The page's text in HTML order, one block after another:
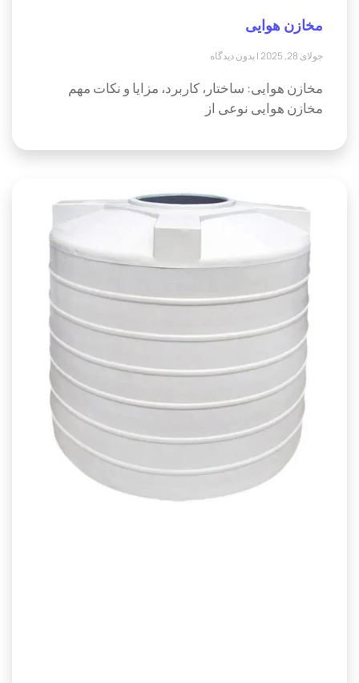
مخازن هوایی
جولای 28, 2025 بدون دیدگاه
مخازن هوایی: ساختار، کاربرد، مزایا و نکات مهم
مخازن هوایی نوعی از